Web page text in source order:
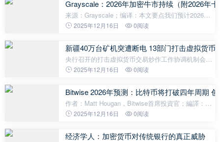
Grayscale：2026年加密牛市持续（附2026年
来源：Grayscale；编译：本文要点我们预计2026年
将加速数字资产投资领域的结构性转变，而这一转变
需求以及监管透明度的提高。这些趋
2025年12月16日 0阅读
新疆40万台矿机突遭断电 13部门打击虚拟货币
央行召开的打击虚拟货币交易炒作工作协调机制会
议，为半个月后新疆矿场的大规模清退拉开了序幕。
陷入沉寂。在12月14日至15日期
2025年12月16日 0阅读
Bitwise 2026年预测：比特币将打破四年周期
作者：Matt Hougan，Bitwise首席投資官；編譯：
Bitwise将于明日发布年度“十大预测”报告，对2026年
容——其中包含一些有趣且令人惊
2025年12月16日 0阅读
经济学人：加密货币对传统银行的真正威胁